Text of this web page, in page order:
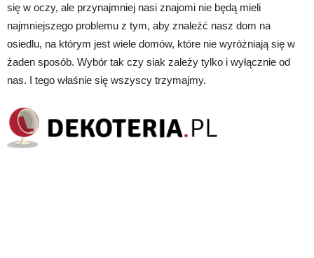
się w oczy, ale przynajmniej nasi znajomi nie będą mieli
najmniejszego problemu z tym, aby znaleźć nasz dom na
osiedlu, na którym jest wiele domów, które nie wyróżniają się w
żaden sposób. Wybór tak czy siak zależy tylko i wyłącznie od
nas. I tego właśnie się wszyscy trzymajmy.